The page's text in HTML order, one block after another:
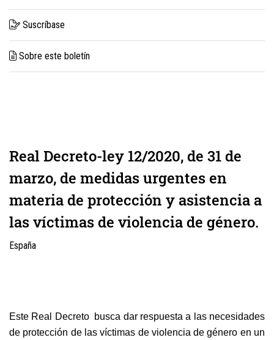
Suscríbase
Sobre este boletín
Real Decreto-ley 12/2020, de 31 de
marzo, de medidas urgentes en
materia de protección y asistencia a
las víctimas de violencia de género.
España
Este Real Decreto busca dar respuesta a las necesidades
de protección de las víctimas de violencia de género en un